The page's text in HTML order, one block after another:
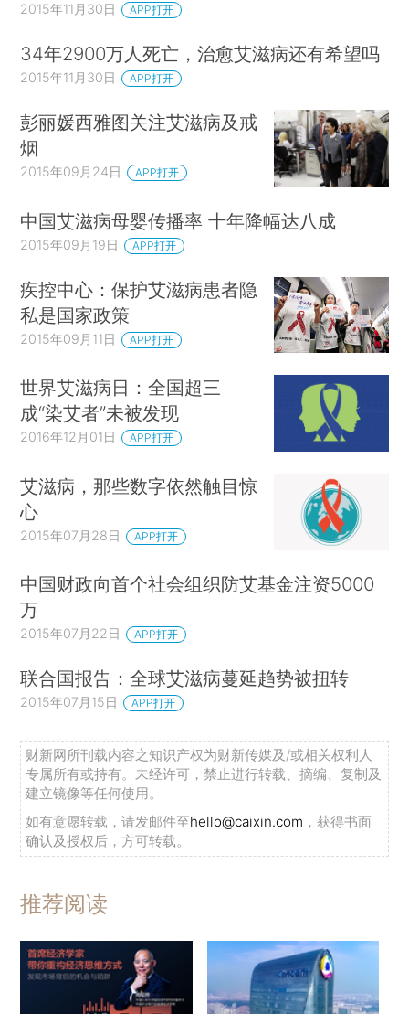
2015年11月30日 APP打开
34年2900万人死亡，治愈艾滋病还有希望吗
2015年11月30日 APP打开
彭丽媛西雅图关注艾滋病及戒
烟
2015年09月24日 APP打开
中国艾滋病母婴传播率 十年降幅达八成
2015年09月19日 APP打开
疾控中心：保护艾滋病患者隐
私是国家政策
2015年09月11日 APP打开
世界艾滋病日：全国超三
成“染艾者”未被发现
2016年12月01日 APP打开
艾滋病，那些数字依然触目惊
心
2015年07月28日 APP打开
中国财政向首个社会组织防艾基金注资5000
万
2015年07月22日 APP打开
联合国报告：全球艾滋病蔓延趋势被扭转
2015年07月15日 APP打开
财新网所刊载内容之知识产权为财新传媒及/或相关权利人
专属所有或持有。未经许可，禁止进行转载、摘编、复制及
建立镜像等任何使用。
如有意愿转载，请发邮件至hello@caixin.com ，获得书面
确认及授权后，方可转载。
推荐阅读